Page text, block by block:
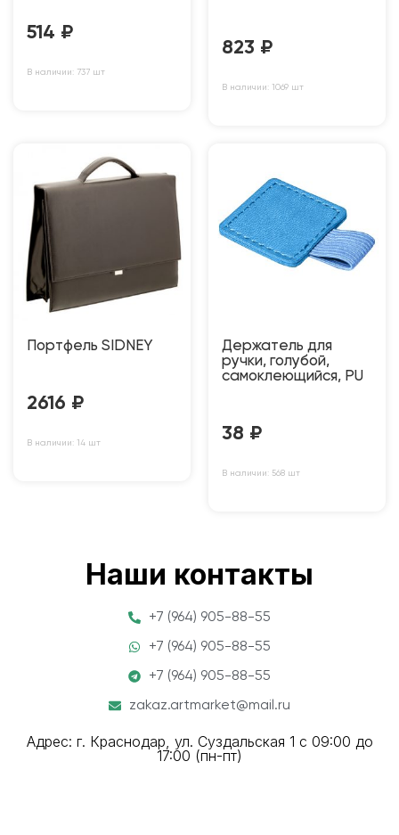
514 ₽
В наличии: 737 шт
823 ₽
В наличии: 1069 шт
Портфель SIDNEY
2616 ₽
В наличии: 14 шт
Держатель для
ручки, голубой,
самоклеющийся, PU
38 ₽
В наличии: 568 шт
Наши контакты
+7 (964) 905-88-55
+7 (964) 905-88-55
+7 (964) 905-88-55
zakaz.artmarket@mail.ru
Адрес: г. Краснодар, ул. Суздальская 1 с 09:00 до
17:00 (пн-пт)